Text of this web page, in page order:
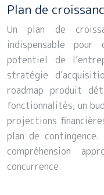
Plan de
Un plan de
indispensable pour
potentiel de
stratégie
roadmap produit
fonctionnalités, un
projections
plan de
compréhension
concurrence.